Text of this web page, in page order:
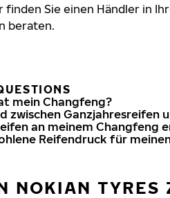
Sie einen Händler in
beraten.
mein Changfeng?
zwischen Ganzjahresreifen
an meinem Changfeng
Reifendruck für
NOKIAN TYRES